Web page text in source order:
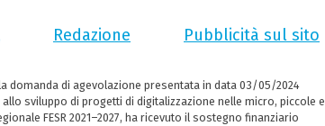
Redazione Pubblicità sul sito
domanda di agevolazione presentata in data 03/05/2024
allo sviluppo di progetti di digitalizzazione nelle micro, piccole e
FESR 2021–2027, ha ricevuto il sostegno finanziario